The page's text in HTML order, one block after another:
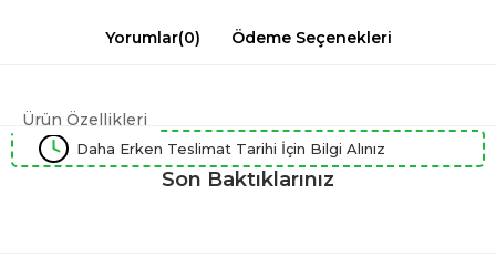
Yorumlar(0) Ödeme Seçenekleri
Ürün Özellikleri
Daha Erken Teslimat Tarihi İçin Bilgi Alınız
Son Baktıklarınız